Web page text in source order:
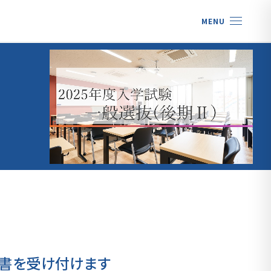
MENU
を受け付けます